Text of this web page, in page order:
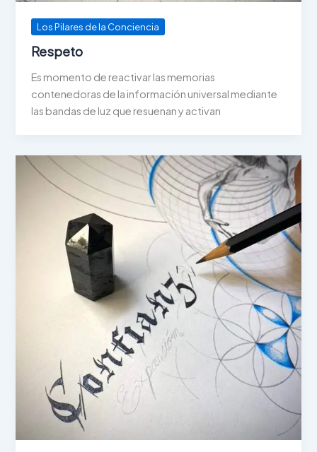
Los Pilares de la Conciencia
Respeto
Es momento de reactivar las memorias
contenedoras de la información universal mediante
las bandas de luz que resuenan y activan